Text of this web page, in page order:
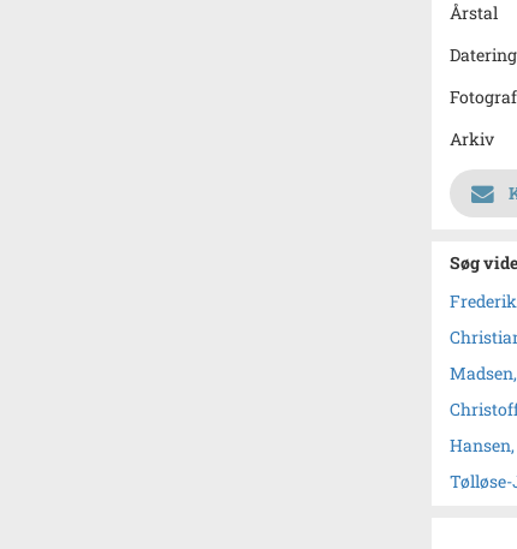
Årstal
Fotograf
Arkiv
Søg